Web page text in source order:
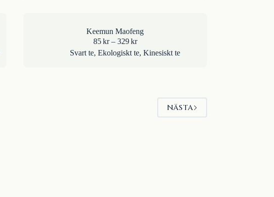
Keemun Maofeng
85kr – 329krPrisintervall:
85kr
till
Svart te,Ekologiskt te,Kinesiskt te
NÄSTA